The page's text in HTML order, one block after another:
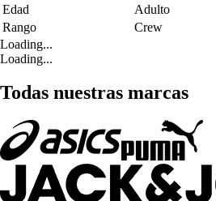
Edad
Adulto
Rango
Crew
Loading...
Loading...
Todas nuestras marcas